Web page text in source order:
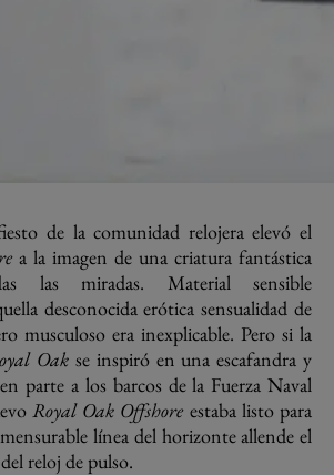
de la comunidad relojera elevó el
a la imagen de una criatura fantástica
las miradas. Material sensible
desconocida erótica sensualidad de
musculoso era inexplicable. Pero si la
Oakse inspiró en una escafandra y
parte a los barcos de la Fuerza Naval
Royal Oak Offshoreestaba listo para
línea del horizonte allende el
reloj de pulso.